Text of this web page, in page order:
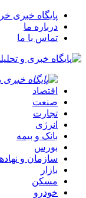
پایگاه خبری
درباره ما
تماس با ما
اقتصاد
صنعت
تجارت
انرژی
بانک و بیمه
بورس
سازمان و
بازار
مسکن
خودرو